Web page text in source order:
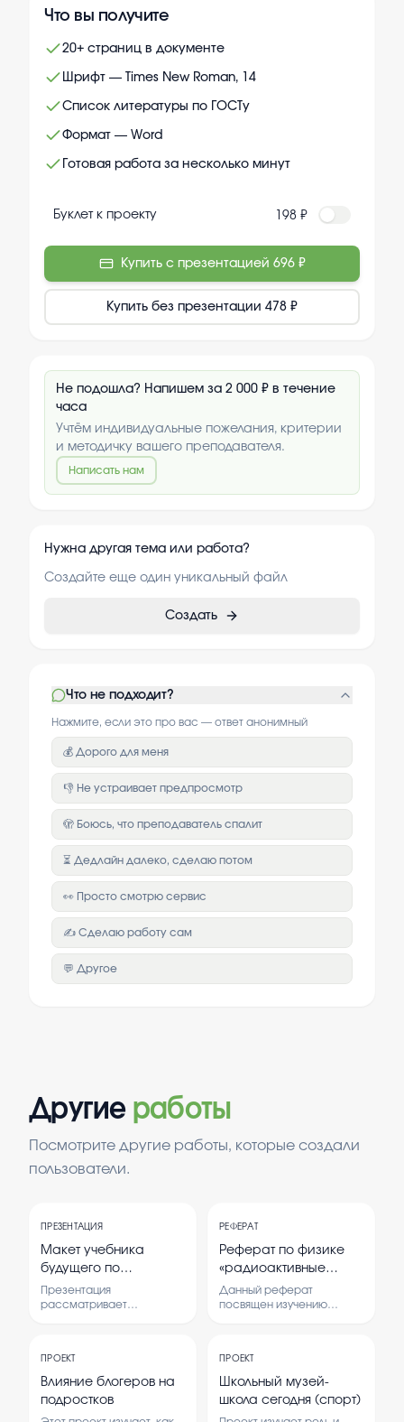
Что вы получите
20+ страниц в документе
Шрифт — Times New Roman, 14
Список литературы по ГОСТу
Формат — Word
Готовая работа за несколько минут
Буклет к проекту 198 ₽
Купить с презентацией 696 ₽
Купить без презентации 478 ₽
Не подошла? Напишем за 2 000 ₽ в течение
часа
Учтём индивидуальные пожелания, критерии
и методичку вашего преподавателя.
Написать нам
Нужна другая тема или работа?
Создайте еще один уникальный файл
Создать
Что не подходит?
Нажмите, если это про вас — ответ анонимный
💰 Дорого для меня
👎 Не устраивает предпросмотр
🫣 Боюсь, что преподаватель спалит
⏳ Дедлайн далеко, сделаю потом
👀 Просто смотрю сервис
✍️ Сделаю работу сам
💬 Другое
Другие работы
Посмотрите другие работы, которые создали
пользователи.
ПРЕЗЕНТАЦИЯ
Макет учебника
будущего по
оказанию первой
помощи
Презентация
рассматривает
инновационные методы
обучения. Цель —
показать, как технологии и
новые подходы могут
РЕФЕРАТ
Реферат по физике
«радиоактивные
превращения.Изотопи»
Данный реферат
посвящен изучению
процесс распада
радиоактивных веществ и
их роль в природе и
технике. Важность
ПРОЕКТ
Влияние блогеров на
подростков
ПРОЕКТ
Школьный музей-
школа сегодня (спорт)